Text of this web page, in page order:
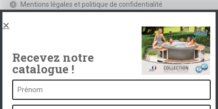
Mentions légales et politique de confidentialité
Recevez notre
catalogue !